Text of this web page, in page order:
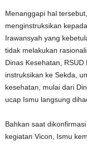
Menanggapi hal
menginstruksikan
Irawansyah yang
tidak melakukan
Dinas Kesehatan, RSUD
instruksikan ke Sekda,
kesehatan, mulai dari
ucap Ismu langsung
Bahkan saat
kegiatan Vicon, Ismu